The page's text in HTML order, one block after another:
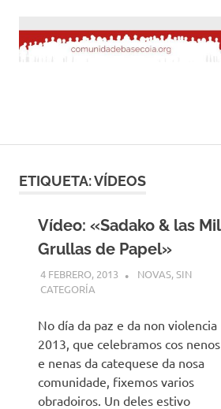
contenido
ETIQUETA:VÍDEOS
Vídeo: «Sadako & las Mil
Grullas de Papel»
4 FEBRERO, 2013 DESARROLLO
NOVAS,SIN
CATEGORÍA
No día da paz e da non violencia
2013, que celebramos cos nenos
e nenas da catequese da nosa
comunidade, fixemos varios
obradoiros. Un deles estivo